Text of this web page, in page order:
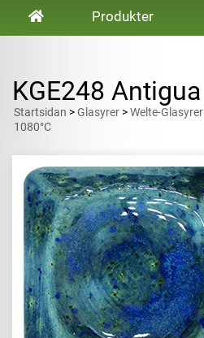
Produkter
KGE248 Antigua
Startsidan >Glasyrer >Welte-Glasyrer
1080°C